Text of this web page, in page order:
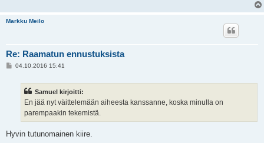
Markku Meilo
Re: Raamatun ennustuksista
V04.10.2016 15:41
Samuel kirjoitti:
En jää nyt väittelemään aiheesta kanssanne, koska minulla on
parempaakin tekemistä.
Hyvin tutunomainen kiire.